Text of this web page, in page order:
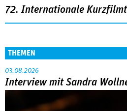
72. Internationale
THEMEN
03.08.2026
Interview mit Sandra